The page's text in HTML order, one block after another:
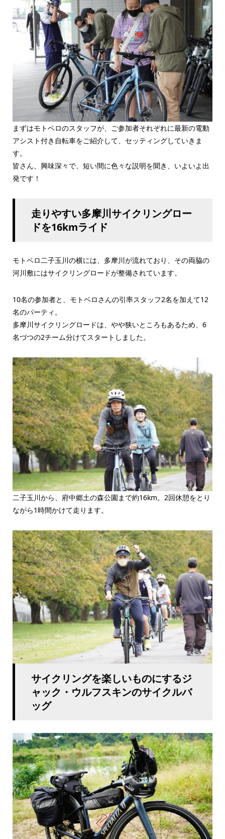
まずはモトベロのスタッフが、ご参加者それぞれに最新の電動
アシスト付き自転車をご紹介して、セッティングしていきま
す。
皆さん、興味深々で、短い間に色々な説明を聞き、いよいよ出
発です！
走りやすい多摩川サイクリングロー
ドを16kmライド
モトベロ二子玉川の横には、多摩川が流れており、その両脇の
河川敷にはサイクリングロードが整備されています。
10名の参加者と、モトベロさんの引率スタッフ2名を加えて12
名のパーティ。
多摩川サイクリングロードは、やや狭いところもあるため、6
名づつの2チーム分けてスタートしました。
二子玉川から、府中郷土の森公園まで約16km。2回休憩をとり
ながら1時間かけて走ります。
サイクリングを楽しいものにするジ
ャック・ウルフスキンのサイクルバ
ッグ